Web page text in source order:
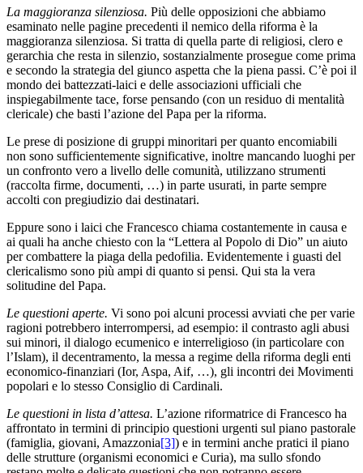
La maggioranza silenziosa. Più delle opposizioni che abbiamo
esaminato nelle pagine precedenti il nemico della riforma è la
maggioranza silenziosa. Si tratta di quella parte di religiosi, clero e
gerarchia che resta in silenzio, sostanzialmente prosegue come prima
e secondo la strategia del giunco aspetta che la piena passi. C’è poi il
mondo dei battezzati-laici e delle associazioni ufficiali che
inspiegabilmente tace, forse pensando (con un residuo di mentalità
clericale) che basti l’azione del Papa per la riforma.
Le prese di posizione di gruppi minoritari per quanto encomiabili
non sono sufficientemente significative, inoltre mancando luoghi per
un confronto vero a livello delle comunità, utilizzano strumenti
(raccolta firme, documenti, …) in parte usurati, in parte sempre
accolti con pregiudizio dai destinatari.
Eppure sono i laici che Francesco chiama costantemente in causa e
ai quali ha anche chiesto con la “Lettera al Popolo di Dio” un aiuto
per combattere la piaga della pedofilia. Evidentemente i guasti del
clericalismo sono più ampi di quanto si pensi. Qui sta la vera
solitudine del Papa.
Le questioni aperte. Vi sono poi alcuni processi avviati che per varie
ragioni potrebbero interrompersi, ad esempio: il contrasto agli abusi
sui minori, il dialogo ecumenico e interreligioso (in particolare con
l’Islam), il decentramento, la messa a regime della riforma degli enti
economico-finanziari (Ior, Aspa, Aif, …), gli incontri dei Movimenti
popolari e lo stesso Consiglio di Cardinali.
Le questioni in lista d’attesa. L’azione riformatrice di Francesco ha
affrontato in termini di principio questioni urgenti sul piano pastorale
(famiglia, giovani, Amazzonia[3]) e in termini anche pratici il piano
delle strutture (organismi economici e Curia), ma sullo sfondo